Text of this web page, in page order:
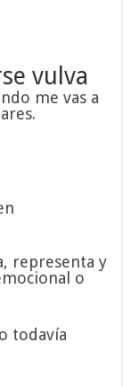
vulva
me vas a
representa y
o
todavía